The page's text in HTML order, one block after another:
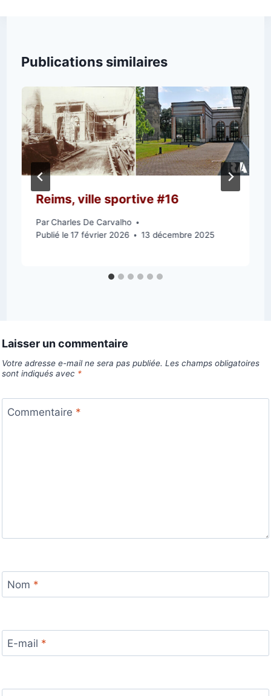
Publications similaires
Reims, ville sportive #16
Par Charles De Carvalho
Publié le 17 février 2026 13 décembre 2025
Laisser un commentaire
Votre adresse e-mail ne sera pas publiée. Les champs obligatoires
sont indiqués avec *
Commentaire *
Nom *
E-mail *